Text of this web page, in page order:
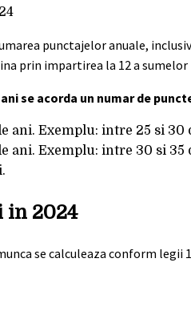
punctajelor anuale,
prin impartirea la 12 a
se acorda un numar de
ani. Exemplu: intre 25 si 30
Exemplu: intre 30 si 35
in 2024
se calculeaza conform legii